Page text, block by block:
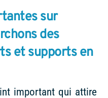
sur
des
et supports en
important qui attire